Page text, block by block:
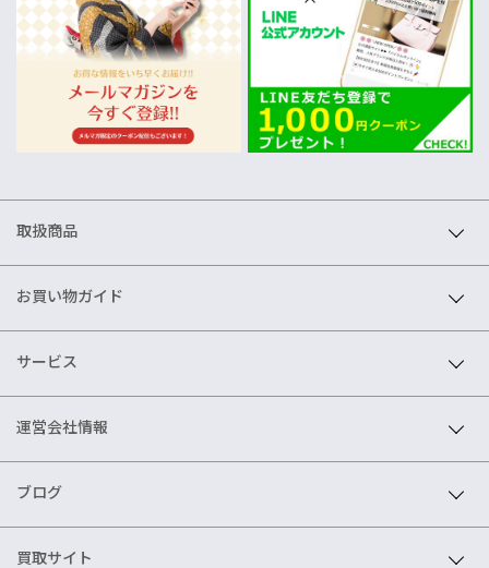
取扱商品
お買い物ガイド
サービス
運営会社情報
ブログ
買取サイト